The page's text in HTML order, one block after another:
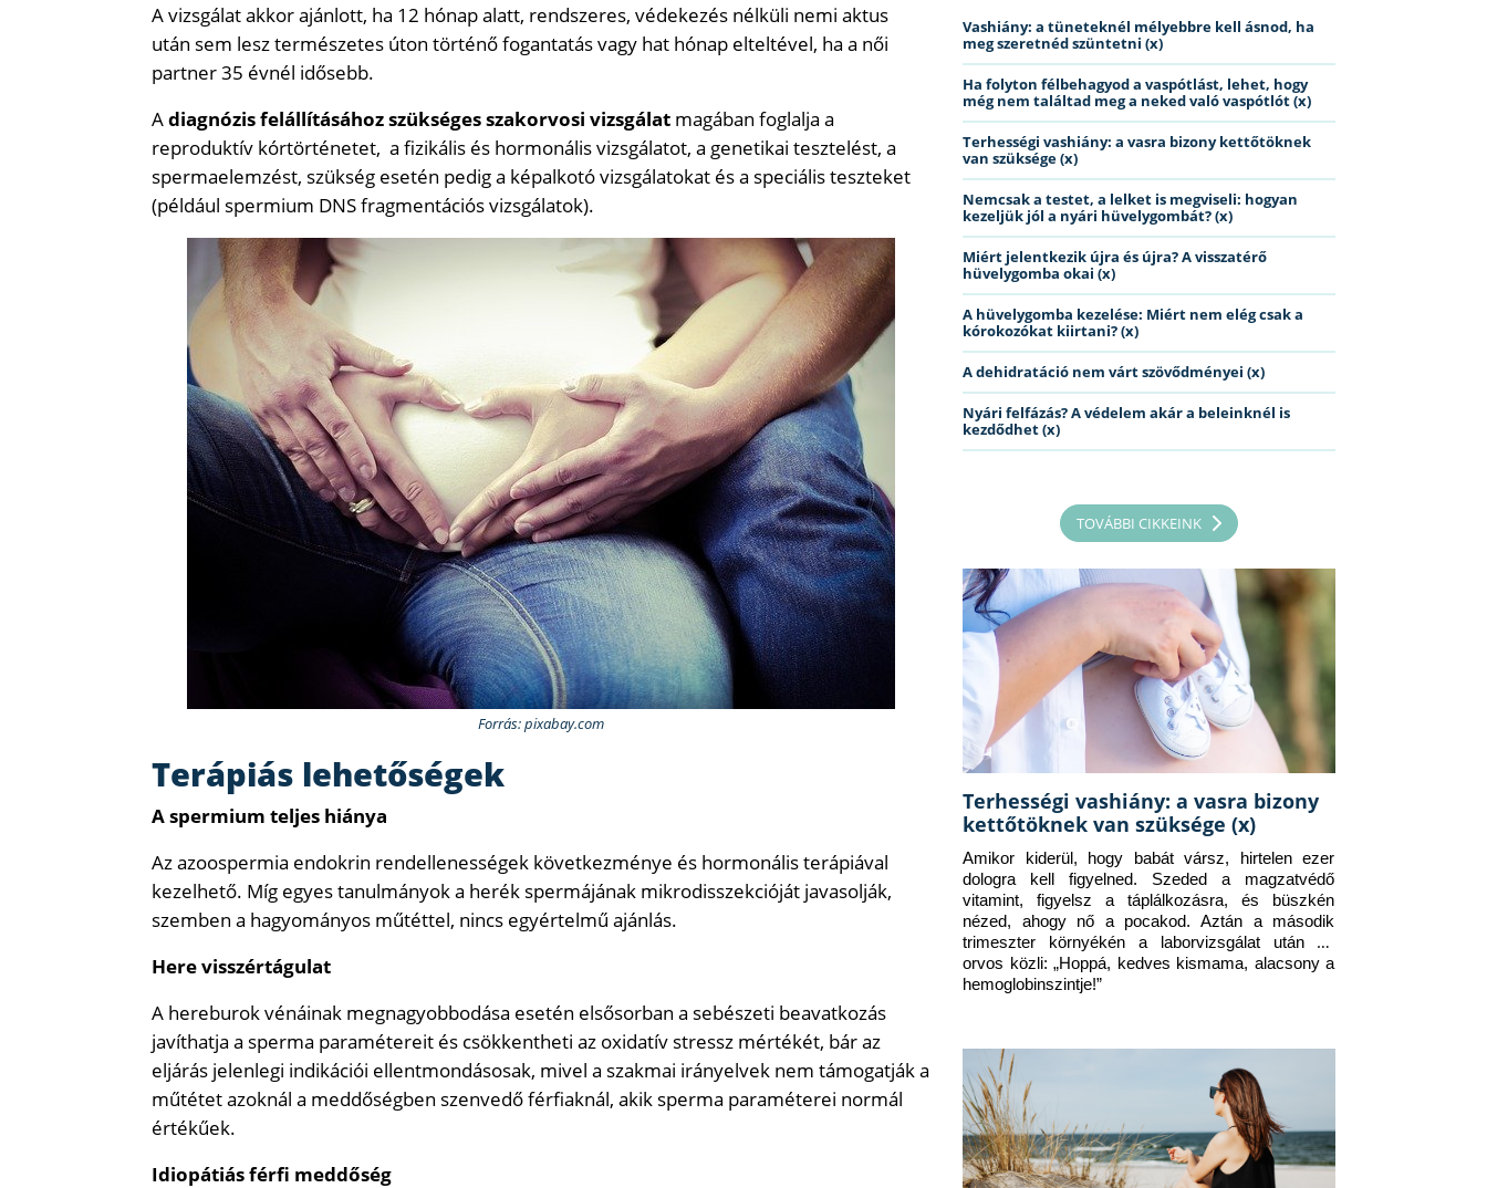
A vizsgálat akkor ajánlott, ha 12 hónap alatt, rendszeres, védekezés nélküli nemi aktus
után sem lesz természetes úton történő fogantatás vagy hat hónap elteltével, ha a női
partner 35 évnél idősebb.
Adiagnózis felállításához szükséges szakorvosi vizsgálat magában foglalja a
reproduktív kórtörténetet, a fizikális és hormonális vizsgálatot, a genetikai tesztelést, a
spermaelemzést, szükség esetén pedig a képalkotó vizsgálatokat és a speciális teszteket
(például spermium DNS fragmentációs vizsgálatok).
Forrás: pixabay.com
Terápiás lehetőségek
A spermium teljes hiánya
Az azoospermia endokrin rendellenességek következménye és hormonális terápiával
kezelhető. Míg egyes tanulmányok a herék spermájának mikrodisszekcióját javasolják,
szemben a hagyományos műtéttel, nincs egyértelmű ajánlás.
Here visszértágulat
A hereburok vénáinak megnagyobbodása esetén elsősorban a sebészeti beavatkozás
javíthatja a sperma paramétereit és csökkentheti az oxidatív stressz mértékét, bár az
eljárás jelenlegi indikációi ellentmondásosak, mivel a szakmai irányelvek nem támogatják a
műtétet azoknál a meddőségben szenvedő férfiaknál, akik sperma paraméterei normál
értékűek.
Idiopátiás férfi meddőség
Vashiány: a tüneteknél mélyebbre kell ásnod, ha
meg szeretnéd szüntetni (x)
Ha folyton félbehagyod a vaspótlást, lehet, hogy
még nem találtad meg a neked való vaspótlót (x)
Terhességi vashiány: a vasra bizony kettőtöknek
van szüksége (x)
Nemcsak a testet, a lelket is megviseli: hogyan
kezeljük jól a nyári hüvelygombát? (x)
Miért jelentkezik újra és újra? A visszatérő
hüvelygomba okai (x)
A hüvelygomba kezelése: Miért nem elég csak a
kórokozókat kiirtani? (x)
A dehidratáció nem várt szövődményei (x)
Nyári felfázás? A védelem akár a beleinknél is
kezdődhet (x)
TOVÁBBI CIKKEINK
Terhességi vashiány: a vasra bizony
kettőtöknek van szüksége (x)
Amikor kiderül, hogy babát vársz, hirtelen ezer
dologra kell figyelned. Szeded a magzatvédő
vitamint, figyelsz a táplálkozásra, és büszkén
nézed, ahogy nő a pocakod. Aztán a második
trimeszter környékén a laborvizsgálat után az
orvos közli: „Hoppá, kedves kismama, alacsony a
hemoglobinszintje!”